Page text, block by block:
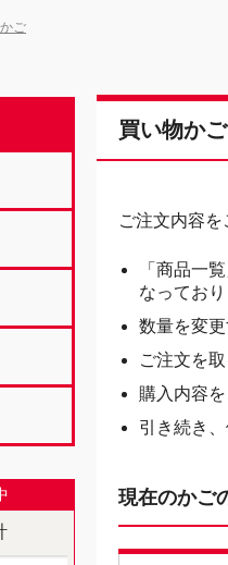
ご
買い物かご
ご注文内容を
「商品一
なっており
数量を変
ご注文を
購入内容
引き続き
現在のかご